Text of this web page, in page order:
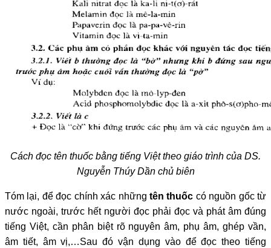
Cách đọc tên thuốc bằng tiếng Việt theo giáo trình của DS.
Nguyễn Thúy Dần chủ biên
Tóm lại, để đọc chính xác những tên thuốc có nguồn gốc từ
nước ngoài, trước hết người đọc phải đọc và phát âm đúng
tiếng Việt, cần phân biệt rõ nguyên âm, phụ âm, ghép vần,
âm tiết, âm vị,…Sau đó vận dụng vào để đọc theo tiếng